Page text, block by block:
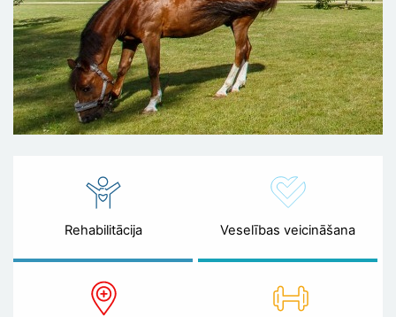
Rehabilitācija Veselības veicināšana